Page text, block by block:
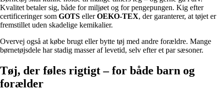
Kvalitet betaler sig, både for miljøet og for pengepungen. Kig efter
certificeringer som GOTS ellerOEKO-TEX, der garanterer, at tøjet er
fremstillet uden skadelige kemikalier.
Overvej også at købe brugt eller bytte tøj med andre forældre. Mange
børnetøjsdele har stadig masser af levetid, selv efter et par sæsoner.
Tøj, der føles rigtigt – for både barn og
forælder